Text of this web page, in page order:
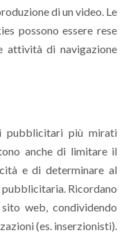
di un video. Le
possono essere rese
attività di navigazione
pubblicitari più mirati
anche di limitare il
e di determinare al
Ricordano
web, condividendo
(es. inserzionisti).